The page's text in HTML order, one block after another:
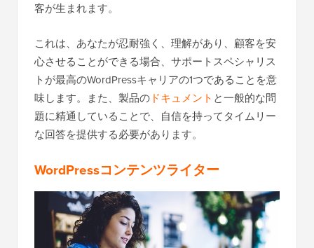
客が生まれます。
これは、あなたが忍耐強く、理解があり、顧客を安
心させることができる場合、サポートスペシャリス
トが最高のWordPressキャリアの1つであることを意
味します。また、製品の ドキュメント と一般的な問
題に精通していることで、自信を持ってタイムリー
な回答を提供する必要があります。
WordPressコンテンツライター